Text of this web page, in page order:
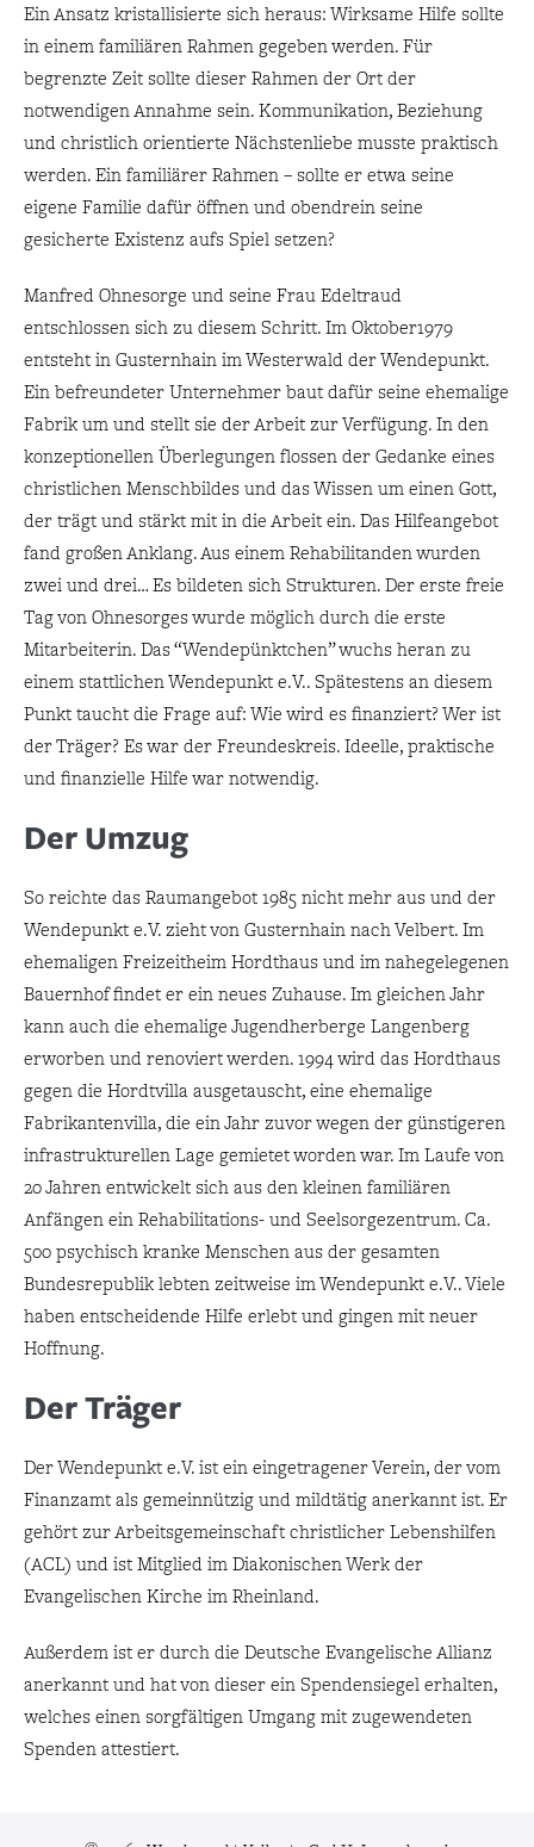
Ein Ansatz kristallisierte sich heraus: Wirksame Hilfe sollte
in einem familiären Rahmen gegeben werden. Für
begrenzte Zeit sollte dieser Rahmen der Ort der
notwendigen Annahme sein. Kommunikation, Beziehung
und christlich orientierte Nächstenliebe musste praktisch
werden. Ein familiärer Rahmen – sollte er etwa seine
eigene Familie dafür öffnen und obendrein seine
gesicherte Existenz aufs Spiel setzen?
Manfred Ohnesorge und seine Frau Edeltraud
entschlossen sich zu diesem Schritt. Im Oktober1979
entsteht in Gusternhain im Westerwald der Wendepunkt.
Ein befreundeter Unternehmer baut dafür seine ehemalige
Fabrik um und stellt sie der Arbeit zur Verfügung. In den
konzeptionellen Überlegungen flossen der Gedanke eines
christlichen Menschbildes und das Wissen um einen Gott,
der trägt und stärkt mit in die Arbeit ein. Das Hilfeangebot
fand großen Anklang. Aus einem Rehabilitanden wurden
zwei und drei… Es bildeten sich Strukturen. Der erste freie
Tag von Ohnesorges wurde möglich durch die erste
Mitarbeiterin. Das “Wendepünktchen” wuchs heran zu
einem stattlichen Wendepunkt e.V.. Spätestens an diesem
Punkt taucht die Frage auf: Wie wird es finanziert? Wer ist
der Träger? Es war der Freundeskreis. Ideelle, praktische
und finanzielle Hilfe war notwendig.
Der Umzug
So reichte das Raumangebot 1985 nicht mehr aus und der
Wendepunkt e.V. zieht von Gusternhain nach Velbert. Im
ehemaligen Freizeitheim Hordthaus und im nahegelegenen
Bauernhof findet er ein neues Zuhause. Im gleichen Jahr
kann auch die ehemalige Jugendherberge Langenberg
erworben und renoviert werden. 1994 wird das Hordthaus
gegen die Hordtvilla ausgetauscht, eine ehemalige
Fabrikantenvilla, die ein Jahr zuvor wegen der günstigeren
infrastrukturellen Lage gemietet worden war. Im Laufe von
20 Jahren entwickelt sich aus den kleinen familiären
Anfängen ein Rehabilitations- und Seelsorgezentrum. Ca.
500 psychisch kranke Menschen aus der gesamten
Bundesrepublik lebten zeitweise im Wendepunkt e.V.. Viele
haben entscheidende Hilfe erlebt und gingen mit neuer
Hoffnung.
Der Träger
Der Wendepunkt e.V. ist ein eingetragener Verein, der vom
Finanzamt als gemeinnützig und mildtätig anerkannt ist. Er
gehört zur Arbeitsgemeinschaft christlicher Lebenshilfen
(ACL) und ist Mitglied im Diakonischen Werk der
Evangelischen Kirche im Rheinland.
Außerdem ist er durch die Deutsche Evangelische Allianz
anerkannt und hat von dieser ein Spendensiegel erhalten,
welches einen sorgfältigen Umgang mit zugewendeten
Spenden attestiert.